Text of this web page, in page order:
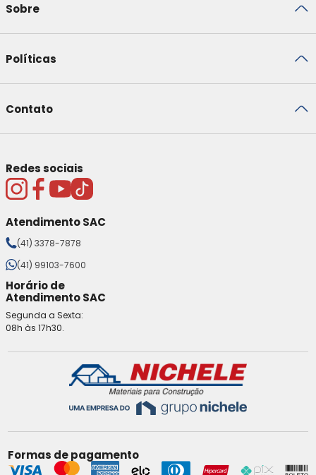
Sobre
Políticas
Contato
Redes sociais
Atendimento SAC
(41) 3378-7878
(41) 99103-7600
Horário de
Atendimento SAC
Segunda a Sexta:
08h às 17h30.
Formas de pagamento